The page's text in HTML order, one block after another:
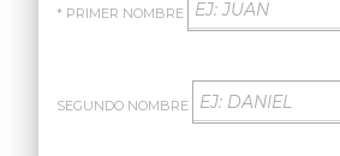
* PRIMER NOMBRE
SEGUNDO NOMBRE